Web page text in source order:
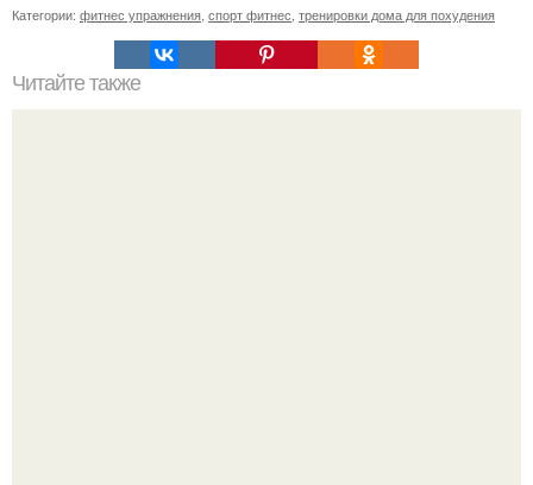
Категории: фитнес упражнения, спорт фитнес, тренировки дома для похудения
Читайте также